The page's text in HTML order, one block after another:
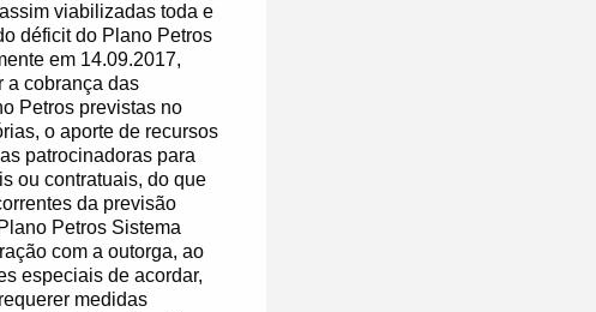
viabilizadas toda e
déficit do Plano Petros
em 14.09.2017,
a cobrança das
Petros previstas no
o aporte de recursos
patrocinadoras para
ou contratuais, do que
da previsão
Petros Sistema
com a outorga, ao
especiais de acordar,
medidas